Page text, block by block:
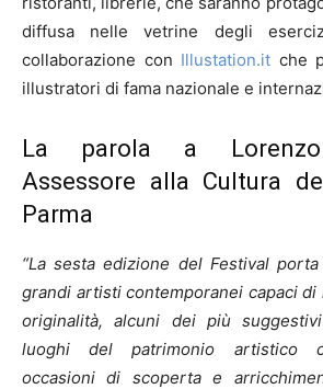
diffusa nelle vetrine degli
collaborazione con Illustation.it che
illustratori di fama nazionale e
La parola a Lorenzo
Assessore alla Cultura
Parma
“La sesta edizione del Festival
grandi artisti contemporanei capaci
originalità, alcuni dei più
luoghi del patrimonio artistico
occasioni di scoperta e